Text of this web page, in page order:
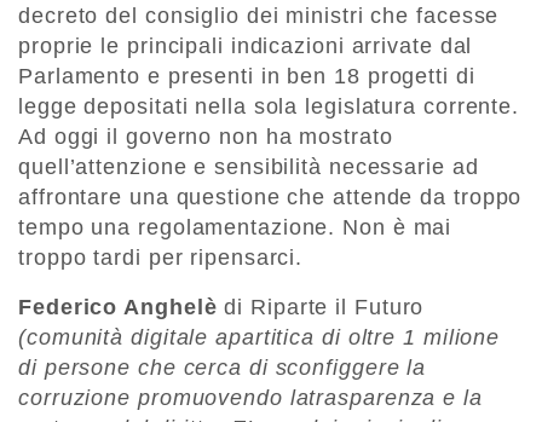
decreto del consiglio dei ministri che facesse
proprie le principali indicazioni arrivate dal
Parlamento e presenti in ben 18 progetti di
legge depositati nella sola legislatura corrente.
Ad oggi il governo non ha mostrato
quell’attenzione e sensibilità necessarie ad
affrontare una questione che attende da troppo
tempo una regolamentazione. Non è mai
troppo tardi per ripensarci.
Federico Anghelè di Riparte il Futuro
(comunità digitale apartitica di oltre 1 milione
di persone che cerca di sconfiggere la
corruzione promuovendo latrasparenza e la